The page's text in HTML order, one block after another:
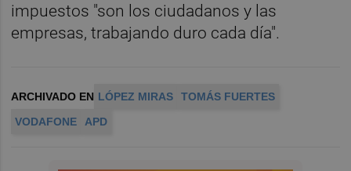
impuestos "son los ciudadanos y las
empresas, trabajando duro cada día".
ARCHIVADO EN LÓPEZ MIRAS
TOMÁS FUERTES
VODAFONE
APD